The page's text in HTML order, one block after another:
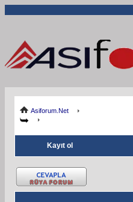
Asiforum.Net
Kayıt ol